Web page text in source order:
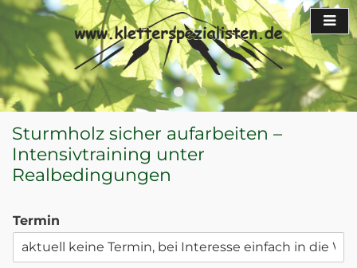
Sturmholz sicher aufarbeiten –
Intensivtraining unter
Realbedingungen
Termin